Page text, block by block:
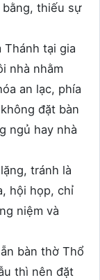
thiếu sự
Thánh tại gia
nhà nhằm
an lạc, phía
đặt bàn
ngủ hay nhà
tránh là
hội họp, chỉ
niệm và
bàn thờ Thổ
thì nên đặt